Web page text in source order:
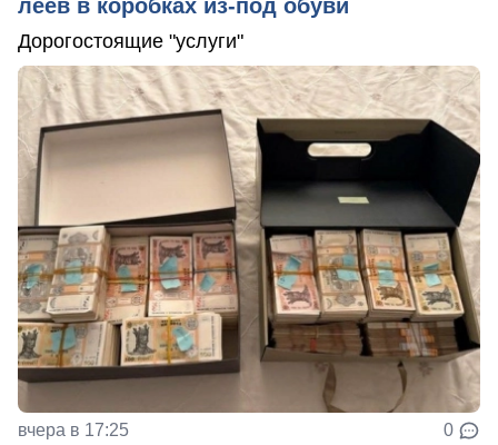
леев в коробках из-под обуви
Дорогостоящие "услуги"
вчера в 17:25 0